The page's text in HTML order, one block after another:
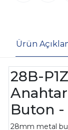
Ürün
28B-
Buton -
28mm metal